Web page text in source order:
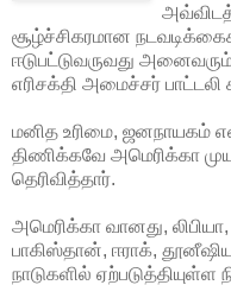
சூழ்ச்சிகரமான
ஈடுபட்டுவருவது
எரிசக்தி அமைச்சர்
மனித உரிமை, ஜனநாயகம்
திணிக்கவே அமெரிக்கா
தெரிவித்தார்.
அமெரிக்கா வானது,
பாகிஸ்தான், ஈராக்,
நாடுகளில்